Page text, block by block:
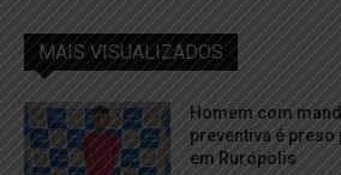
MAIS VISUALIZADOS
Homem com
preventiva é
em Rurópolis